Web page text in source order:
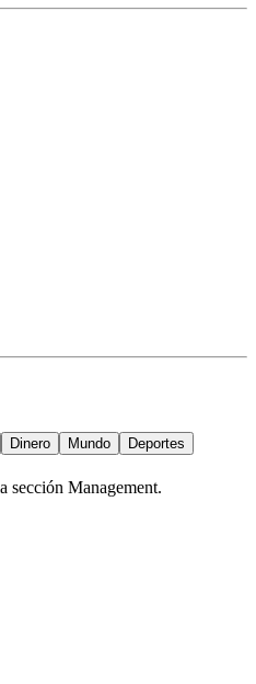
Dinero Mundo
Deportes
sección Management.